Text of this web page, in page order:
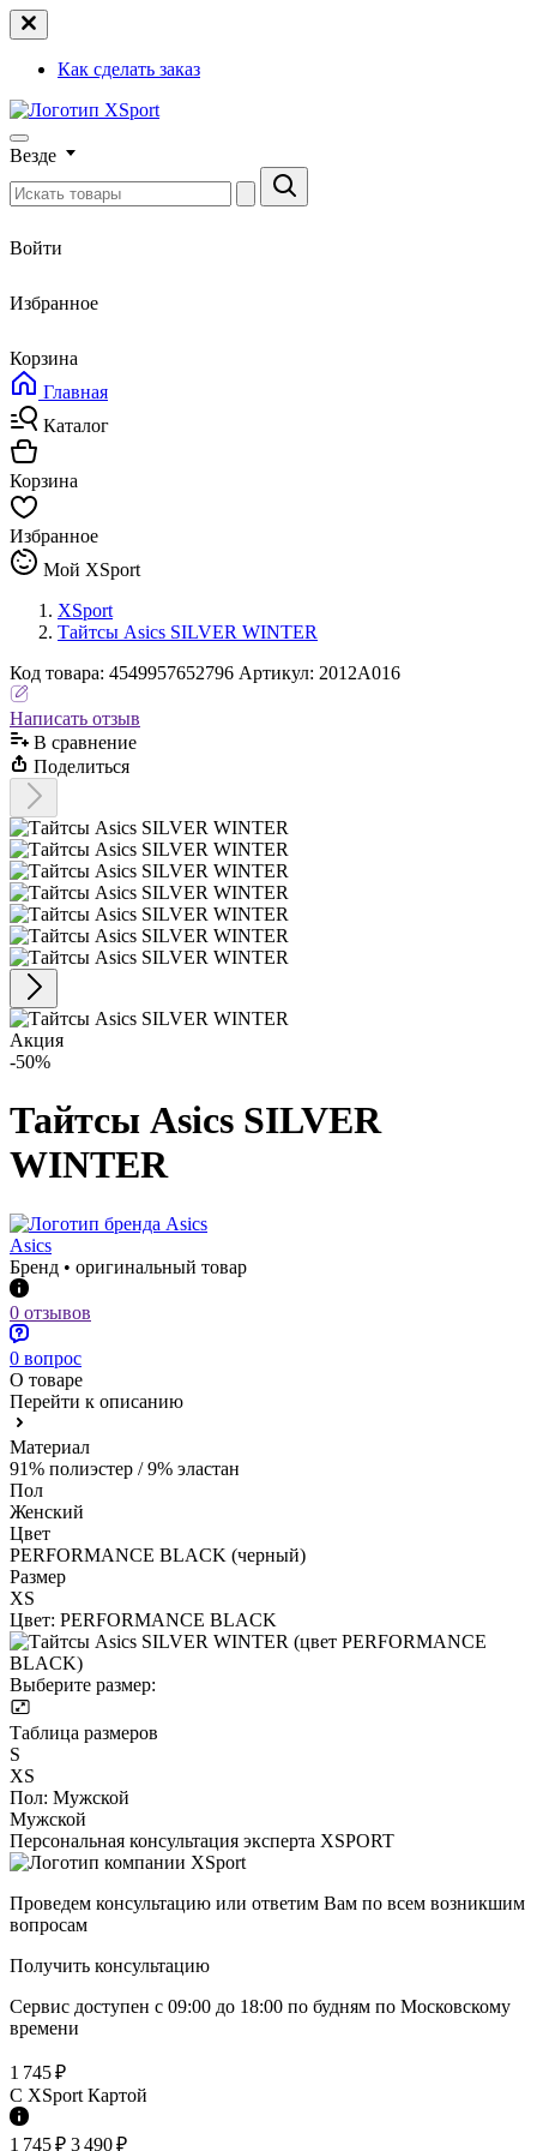
Как сделать заказ
Везде
Войти
Избранное
Корзина
Главная
Каталог
Корзина
Избранное
Мой XSport
XSport
Тайтсы Asics SILVER WINTER
Код товара: 4549957652796 Артикул: 2012A016
Написать отзыв
В сравнениe
Поделиться
Акция
-50%
Тайтсы Asics SILVER
WINTER
Asics
Бренд • оригинальный товар
0 отзывов
0 вопрос
О товаре
Перейти к описанию
Материал
91% полиэстер / 9% эластан
Пол
Женский
Цвет
PERFORMANCE BLACK (черный)
Размер
XS
Цвет: PERFORMANCE BLACK
Выберите размер:
Таблица размеров
S
XS
Пол: Мужской
Мужской
Персональная консультация эксперта XSPORT
Проведем консультацию или ответим Вам по всем возникшим
вопросам
Получить консультацию
Сервис доступен с 09:00 до 18:00 по будням по Московcкому
времени
1 745 ₽
C XSport Картой
1 745 ₽ 3 490 ₽